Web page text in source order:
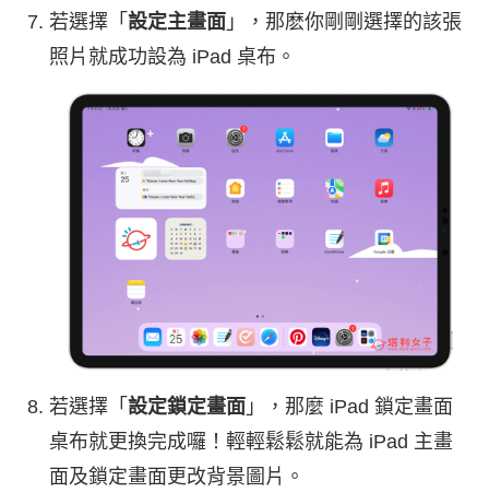
若選擇「 設定主畫面 」，那麽你剛剛選擇的該張
照片就成功設為 iPad 桌布。
若選擇「 設定鎖定畫面 」，那麼 iPad 鎖定畫面
桌布就更換完成囉！輕輕鬆鬆就能為 iPad 主畫
面及鎖定畫面更改背景圖片。